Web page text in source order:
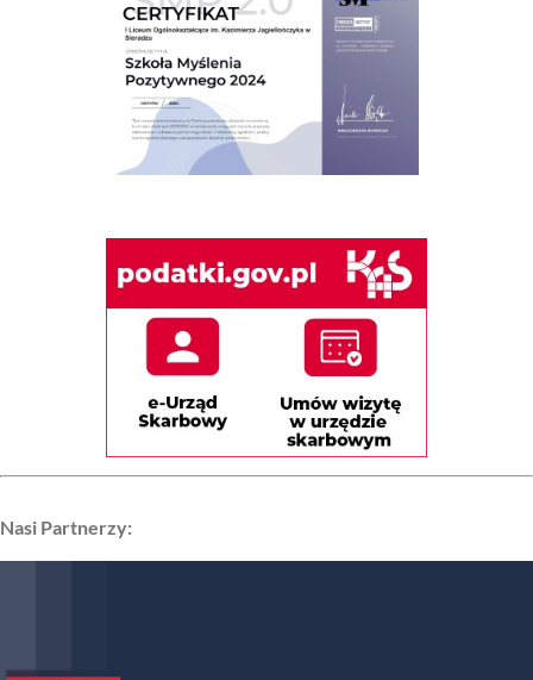
Nasi Partnerzy: